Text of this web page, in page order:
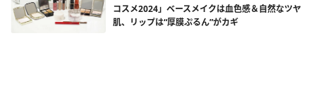
コスメ2024」ベースメイクは血色感＆自然なツヤ
肌、リップは“厚膜ぷるん”がカギ